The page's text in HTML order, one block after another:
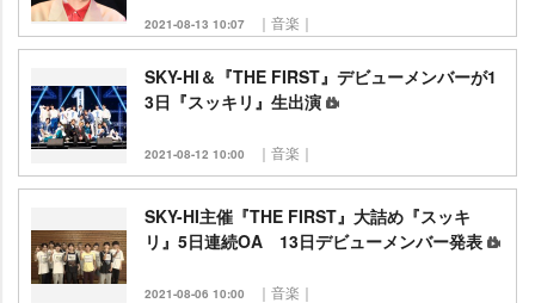
2021-08-13 10:07 ｜音楽｜
SKY-HI＆『THE FIRST』デビューメンバーが1
3日『スッキリ』生出演
2021-08-12 10:00 ｜音楽｜
SKY-HI主催『THE FIRST』大詰め『スッキ
リ』5日連続OA 13日デビューメンバー発表
2021-08-06 10:00 ｜音楽｜